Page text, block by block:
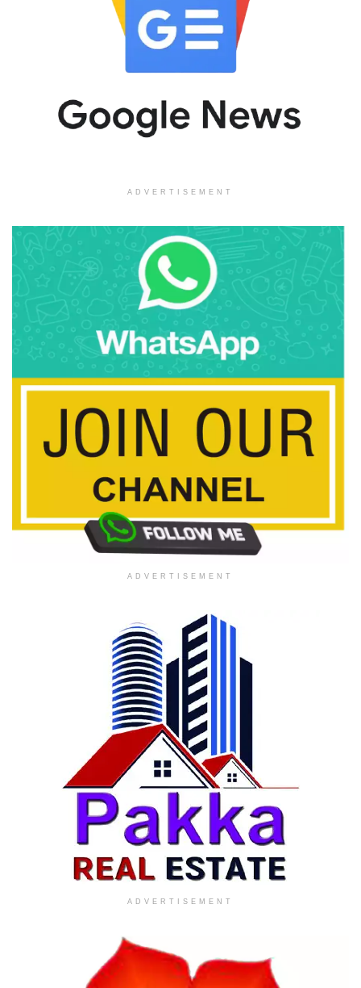
ADVERTISEMENT
ADVERTISEMENT
ADVERTISEMENT